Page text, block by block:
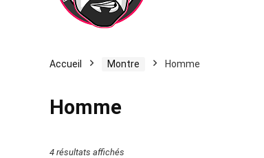
Accueil Montre Homme
Homme
4 résultats affichés